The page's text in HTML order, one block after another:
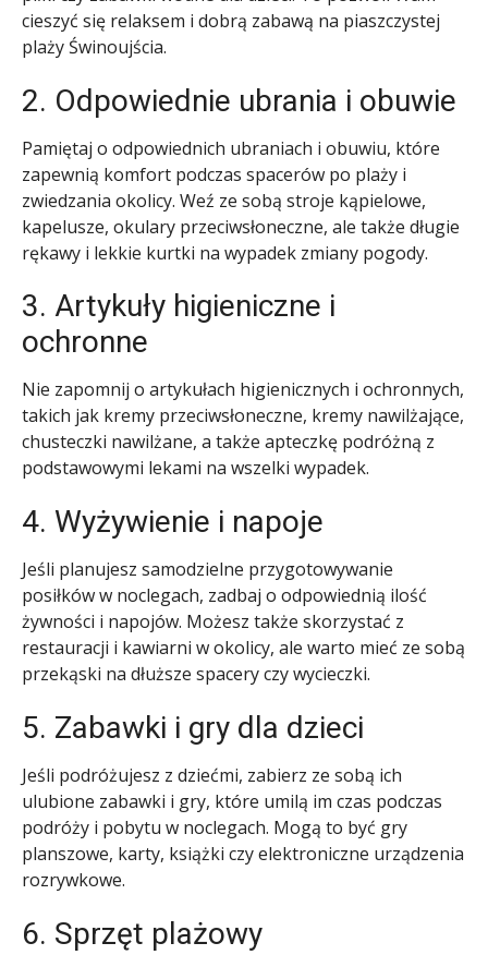
cieszyć się relaksem i dobrą zabawą na piaszczystej
plaży Świnoujścia.
2. Odpowiednie ubrania i obuwie
Pamiętaj o odpowiednich ubraniach i obuwiu, które
zapewnią komfort podczas spacerów po plaży i
zwiedzania okolicy. Weź ze sobą stroje kąpielowe,
kapelusze, okulary przeciwsłoneczne, ale także długie
rękawy i lekkie kurtki na wypadek zmiany pogody.
3. Artykuły higieniczne i
ochronne
Nie zapomnij o artykułach higienicznych i ochronnych,
takich jak kremy przeciwsłoneczne, kremy nawilżające,
chusteczki nawilżane, a także apteczkę podróżną z
podstawowymi lekami na wszelki wypadek.
4. Wyżywienie i napoje
Jeśli planujesz samodzielne przygotowywanie
posiłków w noclegach, zadbaj o odpowiednią ilość
żywności i napojów. Możesz także skorzystać z
restauracji i kawiarni w okolicy, ale warto mieć ze sobą
przekąski na dłuższe spacery czy wycieczki.
5. Zabawki i gry dla dzieci
Jeśli podróżujesz z dziećmi, zabierz ze sobą ich
ulubione zabawki i gry, które umilą im czas podczas
podróży i pobytu w noclegach. Mogą to być gry
planszowe, karty, książki czy elektroniczne urządzenia
rozrywkowe.
6. Sprzęt plażowy